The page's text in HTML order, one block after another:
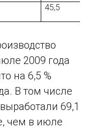
45,5
2009 года
на 6,5 %
В том числе
69,1
чем в июле